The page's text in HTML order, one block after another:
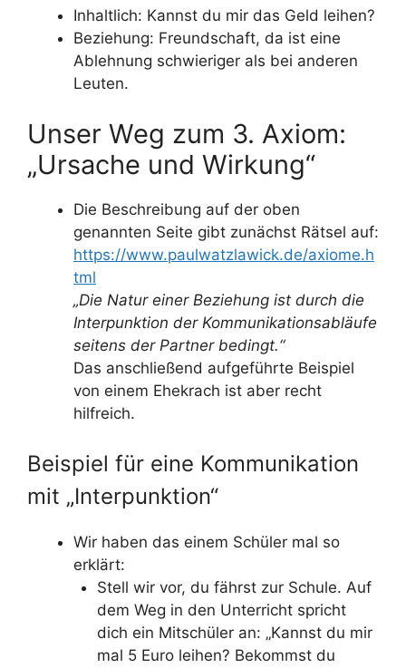
Inhaltlich: Kannst du mir das Geld leihen?
Beziehung: Freundschaft, da ist eine
Ablehnung schwieriger als bei anderen
Leuten.
Unser Weg zum 3. Axiom:
„Ursache und Wirkung“
Die Beschreibung auf der oben
genannten Seite gibt zunächst Rätsel auf:
https://www.paulwatzlawick.de/axiome.h
tml
„Die Natur einer Beziehung ist durch die
Interpunktion der Kommunikationsabläufe
seitens der Partner bedingt.“
Das anschließend aufgeführte Beispiel
von einem Ehekrach ist aber recht
hilfreich.
Beispiel für eine Kommunikation
mit „Interpunktion“
Wir haben das einem Schüler mal so
erklärt:
Stell wir vor, du fährst zur Schule. Auf
dem Weg in den Unterricht spricht
dich ein Mitschüler an: „Kannst du mir
mal 5 Euro leihen? Bekommst du